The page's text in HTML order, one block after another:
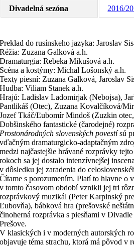
Divadelná sezóna 2016/
Preklad do rusínskeho jazyka: Jaroslav
Réžia: Zuzana Galková a.h.
Dramaturgia: Rebeka Mikušová a.h.
Scéna a kostýmy: Michal Lošonský a.h.
Texty piesní: Zuzana Galková, Jaroslav
Hudba: Viliam Stanek a.h.
Hrajú: Ladislav Ladomirjak (Nebojsa),
Pantlikáš (Otec), Zuzana Kovalčíková/
Jozef Tkáč/Ľubomír Mindoš (Zuzkin
Dobšinského fantastické (čarodejné)
Prostonárodných slovenských povestísú
vďačným dramaturgicko-adaptačným
medzi najčastejšie hrávané rozprávky
rokoch sa jej dostalo intenzívnejšej
v dôsledku jej zaradenia do
Čítame s porozumením. Platí to hlavne o
v tomto časovom období vznikli jej tri
rozprávkový muzikál (Peter Karpinský
Ľubovňa), bábková hra (prešovské
činoherná rozprávka s piesňami v
Prešove.
V klasických i v moderných autorských
objavuje téma strachu, ktorá má pôvod v